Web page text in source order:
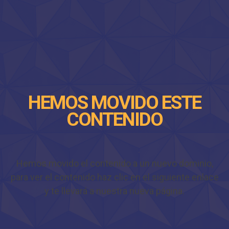
HEMOS MOVIDO ESTE
CONTENIDO
Hemos movido el contenido a un nuevo dominio,
para ver el contenido haz clic en el siguiente enlace
y te llevará a nuestra nueva página.